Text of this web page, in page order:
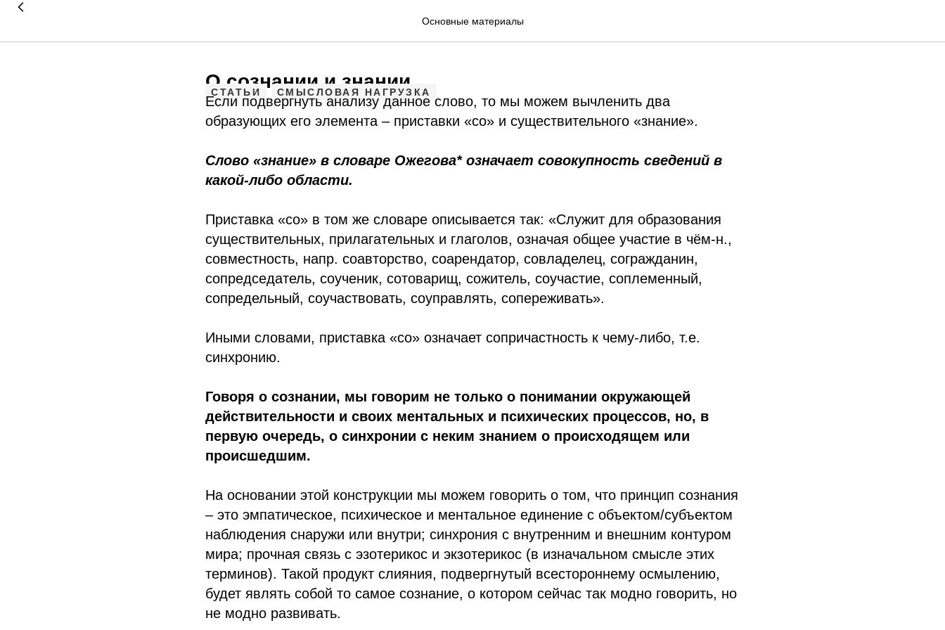
Основные материалы
О сознании и знании
СТАТЬИ СМЫСЛОВАЯ НАГРУЗКА
Если подвергнуть анализу данное слово, то мы можем вычленить два
образующих его элемента – приставки «со» и существительного «знание».
Слово «знание» в словаре Ожегова* означает совокупность сведений в
какой-либо области.
Приставка «со» в том же словаре описывается так: «Служит для образования
существительных, прилагательных и глаголов, означая общее участие в чём-н.,
совместность, напр. соавторство, соарендатор, совладелец, согражданин,
сопредседатель, соученик, сотоварищ, сожитель, соучастие, соплеменный,
сопредельный, соучаствовать, соуправлять, сопереживать».
Иными словами, приставка «со» означает сопричастность к чему-либо, т.е.
синхронию.
Говоря о сознании, мы говорим не только о понимании окружающей
действительности и своих ментальных и психических процессов, но, в
первую очередь, о синхронии с неким знанием о происходящем или
происшедшим.
На основании этой конструкции мы можем говорить о том, что принцип сознания
– это эмпатическое, психическое и ментальное единение с объектом/субъектом
наблюдения снаружи или внутри; синхрония с внутренним и внешним контуром
мира; прочная связь с эзотерикос и экзотерикос (в изначальном смысле этих
терминов). Такой продукт слияния, подвергнутый всестороннему осмылению,
будет являть собой то самое сознание, о котором сейчас так модно говорить, но
не модно развивать.